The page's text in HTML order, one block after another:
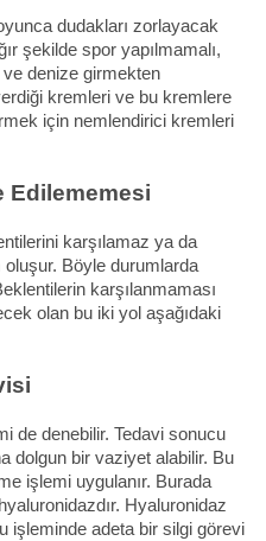
dudakları zorlayacak
şekilde spor yapılmamalı,
denize girmekten
kremleri ve bu kremlere
için nemlendirici kremleri
Edilememesi
karşılamaz ya da
Böyle durumlarda
karşılanmaması
olan bu iki yol aşağıdaki
de denebilir. Tedavi sonucu
dolgun bir vaziyet alabilir. Bu
işlemi uygulanır. Burada
Hyaluronidaz
işleminde adeta bir silgi görevi